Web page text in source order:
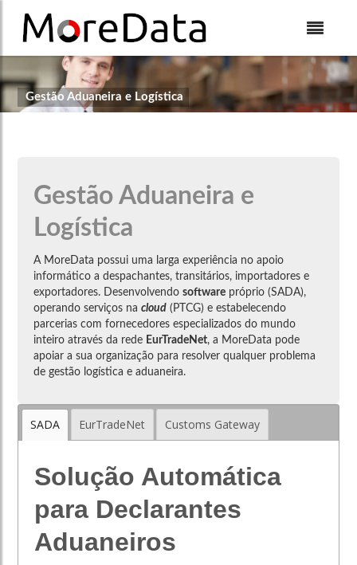
Gestão Aduaneira e Logística
Gestão Aduaneira e
Logística
A MoreData possui uma larga experiência no apoio
informático a despachantes, transitários, importadores e
exportadores. Desenvolvendosoftware próprio (SADA),
operando serviços nacloud (PTCG) e estabelecendo
parcerias com fornecedores especializados do mundo
inteiro através da rede EurTradeNet, a MoreData pode
apoiar a sua organização para resolver qualquer problema
de gestão logística e aduaneira.
SADA EurTradeNet Customs Gateway
Solução Automática
para Declarantes
Aduaneiros